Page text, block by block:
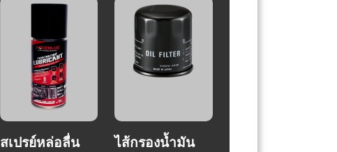
สเปรย์หล่อลื่น
ไส้กรองน้ำมัน